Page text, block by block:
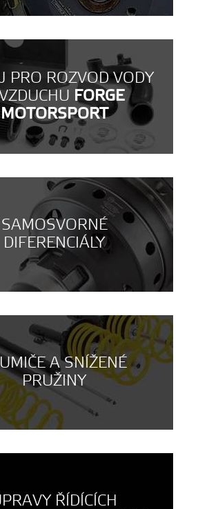
PRO ROZVOD VODY
FORGE
MOTORSPORT
SAMOSVORNÉ
DIFERENCIÁLY
A SNÍŽENÉ
PRUŽINY
ŘÍDÍCÍCH